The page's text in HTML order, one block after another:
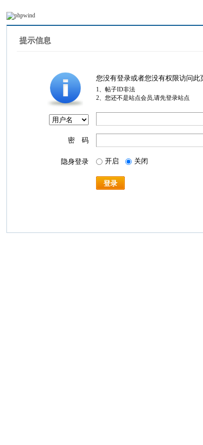
提示信息
您没有登录或者您没有权限访问此
1、帖子ID非法
2、您还不是站点会员,请先登录站点
密 码
隐身登录 开启 关闭
登录